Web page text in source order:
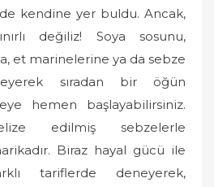
kendine yer buldu. Ancak,
değiliz! Soya sosunu,
et marinelerine ya da sebze
sıradan bir öğün
hemen başlayabilirsiniz.
edilmiş sebzelerle
Biraz hayal gücü ile
tariflerde deneyerek,